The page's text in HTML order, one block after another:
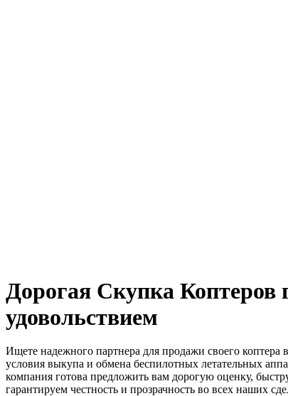
Дорогая Скупка Коптеров
удовольствием
Ищете надежного партнера для продажи своего
условия выкупа и обмена беспилотных летательных
компания готова предложить вам дорогую оценку,
гарантируем честность и прозрачность во всех наших